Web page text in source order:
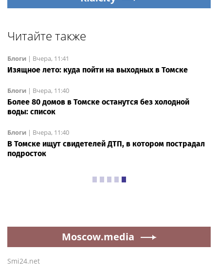
Читайте также
Блоги | Вчера, 11:41
Изящное лето: куда пойти на выходных в Томске
Блоги | Вчера, 11:40
Более 80 домов в Томске останутся без холодной
воды: список
Блоги | Вчера, 11:40
В Томске ищут свидетелей ДТП, в котором пострадал
подросток
Moscow.media
Smi24.net